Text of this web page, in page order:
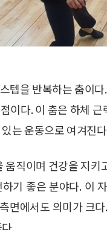
텝을 반복하는 춤이
이다. 이 춤은 하체
는 운동으로 여겨진
직이며 건강을 지
기 좋은 분야다. 이
면에서도 의미가 크